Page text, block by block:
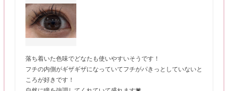
落ち着いた色味でどなたも使いやすいそうです！
フチの内側がギザギザになっていてフチがパきっとしていないと
ころが好きです！